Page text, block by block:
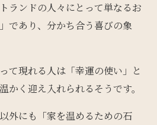
ランドの人々にとって単なるお
であり、分かち合う喜びの象
て現れる人は「幸運の使い」と
かく迎え入れられるそうです。
外にも「家を温めるための石